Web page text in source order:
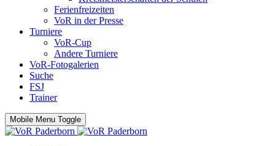
Ferienfreizeiten
VoR in der Presse
Turniere
VoR-Cup
Andere Turniere
VoR-Fotogalerien
Suche
FSJ
Trainer
Mobile Menu Toggle